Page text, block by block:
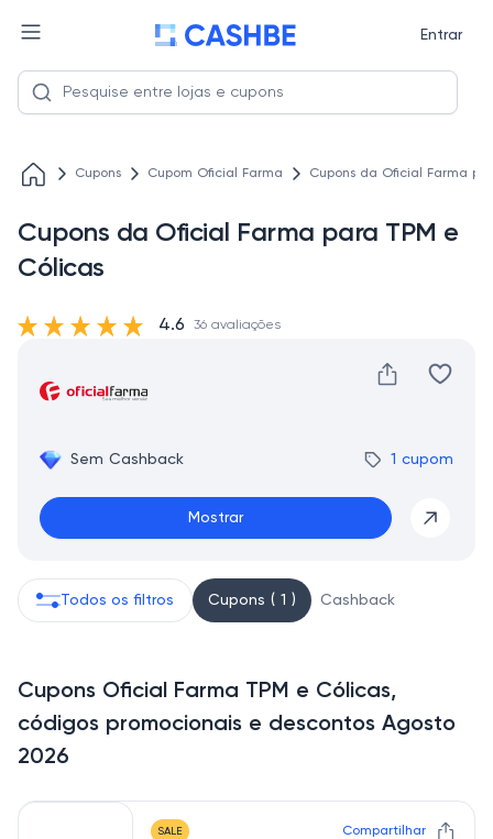
Entrar
Cupons Cupom Oficial Farma Cupons da Oficial Farma
Cupons da Oficial Farma para TPM e
Cólicas
Sem Cashback 1 cupom
Mostrar
4.6 36 avaliações
Todos os filtros Cupons ( 1 ) Cashback
Cupons Oficial Farma TPM e Cólicas,
códigos promocionais e descontos Agosto
2026
SALE Compartilhar